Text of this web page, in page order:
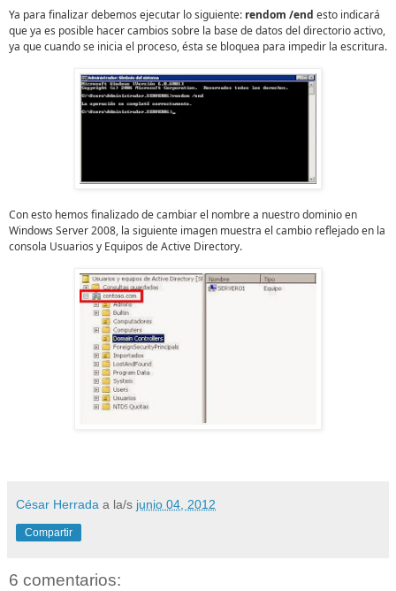
Ya para finalizar debemos ejecutar lo siguiente: rendom /end esto indicará
que ya es posible hacer cambios sobre la base de datos del directorio activo,
ya que cuando se inicia el proceso, ésta se bloquea para impedir la escritura.
Con esto hemos finalizado de cambiar el nombre a nuestro dominio en
Windows Server 2008, la siguiente imagen muestra el cambio reflejado en la
consola Usuarios y Equipos de Active Directory.
César Herrada a la/s junio 04, 2012
Compartir
6 comentarios: